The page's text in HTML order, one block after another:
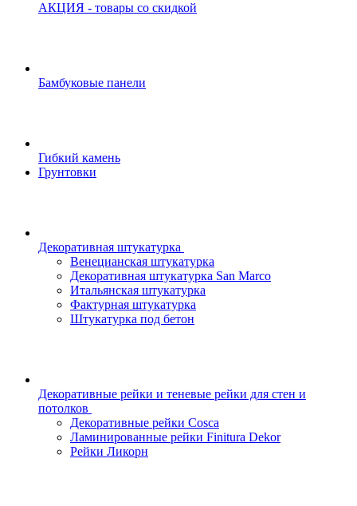
АКЦИЯ - товары со скидкой
Бамбуковые панели
Гибкий камень
Грунтовки
Декоративная штукатурка
Венецианская штукатурка
Декоративная штукатурка San Marco
Итальянская штукатурка
Фактурная штукатурка
Штукатурка под бетон
Декоративные рейки и теневые рейки для стен и
потолков
Декоративные рейки Cosca
Ламинированные рейки Finitura Dekor
Рейки Ликорн